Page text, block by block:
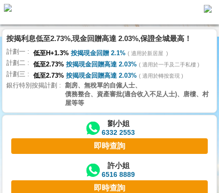
代
理
主
頁
搵
樓/
交
業
主
按揭利息低至2.73%,現金回贈高達 2.03%,保證全城最高！
計劃一 低至H+1.3% 按揭現金回贈 2.1% 適用於新居屋
計劃二 低至2.73% 按揭現金回贈高達 2.03% 適用於一手及二手私樓
計劃三 低至2.73% 按揭現金回贈高達 2.03% 適用於轉按套現
銀行特別按揭計劃
劏房、無稅單的自僱人士、
債務整合、資產審批(適合收入不足人士)、唐樓、村
屋等等
劉小姐
6332 2553
即時查詢
許小姐
6516 8889
即時查詢